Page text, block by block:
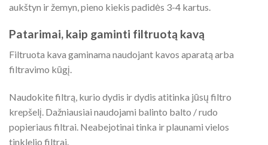
aukštyn ir žemyn, pieno kiekis padidės 3-4 kartus.
Patarimai, kaip gaminti filtruotą kavą
Filtruota kava gaminama naudojant kavos aparatą arba
filtravimo kūgį.
Naudokite filtrą, kurio dydis ir dydis atitinka jūsų filtro
krepšelį. Dažniausiai naudojami balinto balto / rudo
popieriaus filtrai. Neabejotinai tinka ir plaunami vielos
tinklelio filtrai.